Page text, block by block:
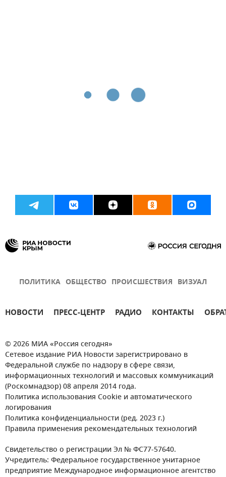
ПОЛИТИКА ОБЩЕСТВО ПРОИСШЕСТВИЯ ВИЗУАЛ
НОВОСТИ ПРЕСС-ЦЕНТР РАДИО КОНТАКТЫ
© 2026 МИА «Россия сегодня»
Сетевое издание РИА Новости зарегистрировано в
Федеральной службе по надзору в сфере связи,
информационных технологий и массовых коммуникаций
(Роскомнадзор) 08 апреля 2014 года.
Политика использования Cookie и автоматического
логирования
Политика конфиденциальности (ред. 2023 г.)
Правила применения рекомендательных технологий
Свидетельство о регистрации Эл № ФС77-57640.
Учредитель: Федеральное государственное унитарное
предприятие Международное информационное агентство